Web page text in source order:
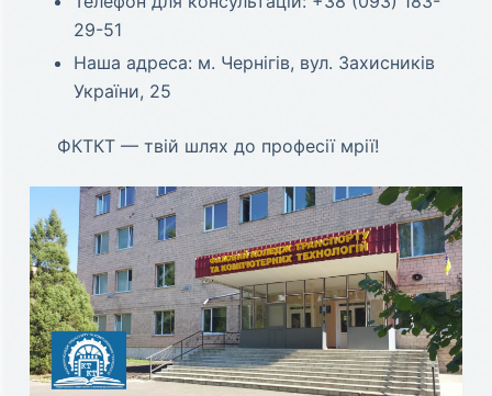
29-51
Наша адреса: м. Чернігів, вул. Захисників
України, 25
ФКТКТ — твій шлях до професії мрії!